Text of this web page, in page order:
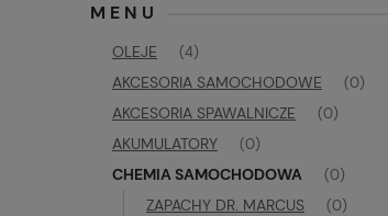
MENU
OLEJE (4)
AKCESORIA SAMOCHODOWE (0)
AKCESORIA SPAWALNICZE (0)
AKUMULATORY (0)
CHEMIA SAMOCHODOWA (0)
ZAPACHY DR. MARCUS (0)